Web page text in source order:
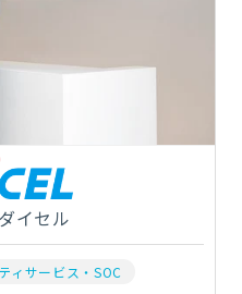
イセル
ィサービス・SOC